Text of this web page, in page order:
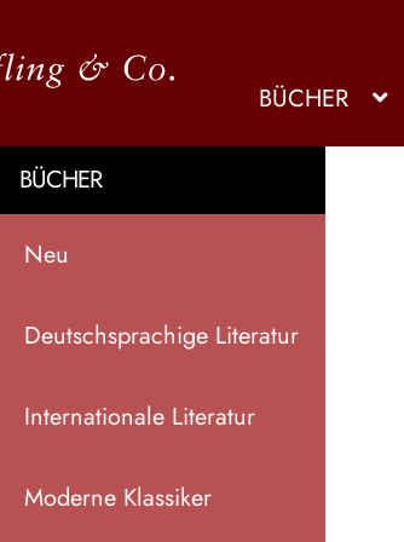
BÜCHER
BÜCHER
Neu
Deutschsprachige Literatur
Internationale Literatur
Moderne Klassiker